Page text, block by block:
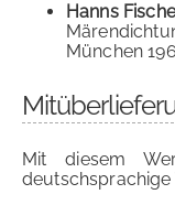
Hanns
München
Mit diesem
deutschsprachige